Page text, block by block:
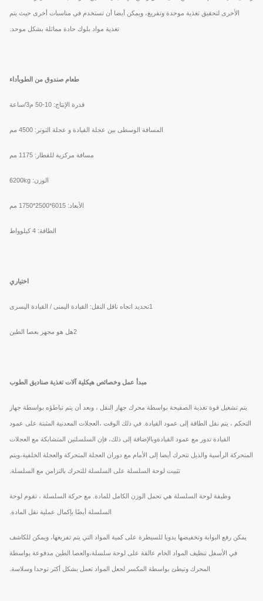
الأخرى لتحقيق تغذية موحدة وتفريغ، ويمكن أيضا أن تستخدم في مناسبات أخرى حيث يتم
تغذية مواد بلوك حادة مماثلة بشكل موحد.
طعام صندوق من الطوبأداء
قدرة الإنتاج: 10-50 م3/ساعة
المسافة الوسطى بين عجلة القيادة و عجلة التوتر: 4500 مم
مسافة مركزية للقطار: 1175 مم
الوزن: 6200kg
الأبعاد: 6015*2500*1750 مم
الطاقة: 4 كيلوواط
اختياري
1تحديد اتجاه ناقل النقل: القيادة اليمنى / القيادة اليسرى
2هل هو مجهز بعصا الطين
مبدأ عمل وخصائص هيكلية آلات تغذية صناديق الطوب
يتم تشغيل قوة تغذية الصفيحة بواسطة محرك جهاز النقل ، وبعد أن يتم تباطؤه بواسطة جهاز
التحكم ، يتم نقل الطاقة إلى عمود القيادة. في ذلك الوقت ،العجلات المعدنية المثبتة على عمود
القيادة تدور مع عمود القيادةوبالإضافة إلى ذلك، فإن السلسلتين المتشابكة مع العجلات
المتحركة الرأسية والذيل تتحرك أيضا إلى الأمام مع دوران العجلة المتحركة والعجلة الخلفية،ويتم
تثبيت لوحة السلسلة على السلسلة للتحرك بالتزامن مع السلسلة.
وظيفة لوحة السلسلة هي تحمل الوزن الكامل للمادة. مع حركة السلسلة ، تقوم لوحة
السلسلة أيضًا بإكمال عملية نقل المادة.
يمكن رفع البوابة وتخفيضها يدويا للسيطرة على كمية المواد التي يتم تفريغها، ويمكن للكاشف
في الأسفل تنظيف المواد الخام عالقة على لوحة سلسلة،والعصا الطين مدفوعة بواسطة
المحرك وتبطئ بواسطة المكسر لجعل المواد تعمل بشكل أكثر توحدا وسلاسة.